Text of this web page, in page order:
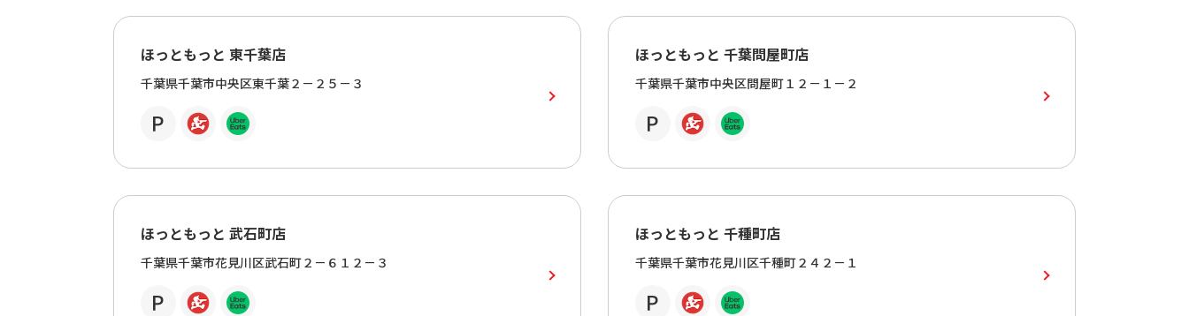
ほっともっと 東千葉店
千葉県千葉市中央区東千葉２－２５－３
ほっともっと 千葉問屋町店
千葉県千葉市中央区問屋町１２－１－２
ほっともっと 武石町店
千葉県千葉市花見川区武石町２－６１２－３
ほっともっと 千種町店
千葉県千葉市花見川区千種町２４２－１